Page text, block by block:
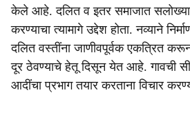
केले आहे. दलित व इतर समाजात
करण्याचा त्यामागे उद्देश होता. नव्याने
दलित वस्तींना जाणीवपूर्वक एकत्रित
दूर ठेवण्याचे हेतू दिसून येत आहे. गावची
आदींचा प्रभाग तयार करताना विचार